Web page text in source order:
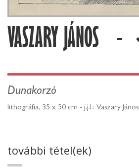
VASZARY JÁNOS -
Dunakorzó
lithográfia, 35 x 50 cm - j.j.l.: Vaszary János
további tétel(ek)